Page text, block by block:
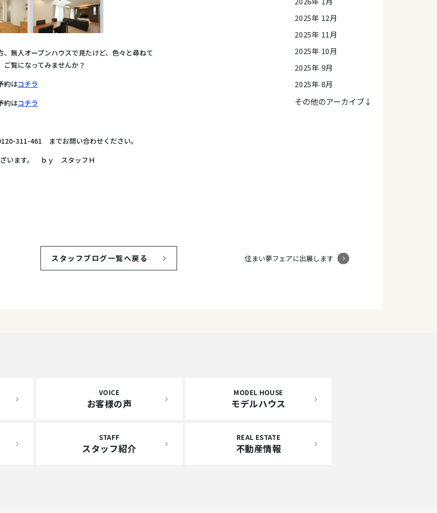
無人オープンハウスで見たけど、色々と尋ねて
覧になってみませんか？
約はコチラ
約はコチラ
311-461 までお問い合わせください。
います。 ｂｙ スタッフＨ
2025年 12月
2025年 11月
2025年 10月
2025年 9月
2025年 8月
その他のアーカイブ↓
スタッフブログ一覧へ戻る 住まい夢フェアに出展します
VOICE
お客様の声
MODEL HOUSE
モデルハウス
STAFF
スタッフ紹介
REAL ESTATE
不動産情報